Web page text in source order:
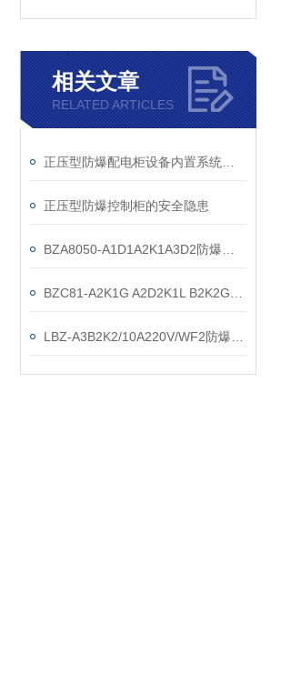
相关文章
RELATED ARTICLES
正压型防爆控制柜的安全隐患